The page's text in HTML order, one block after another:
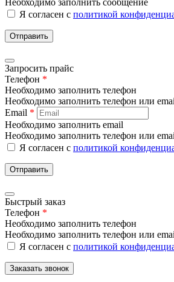
Необходимо заполнить сообщение
Я согласен с политикой
Отправить
Запросить прайс
Телефон *
Необходимо заполнить телефон
Необходимо заполнить телефон или
Email *
Необходимо заполнить email
Необходимо заполнить телефон или
Я согласен с политикой
Отправить
Быстрый заказ
Телефон *
Необходимо заполнить телефон
Необходимо заполнить телефон или
Я согласен с политикой
Заказать звонок